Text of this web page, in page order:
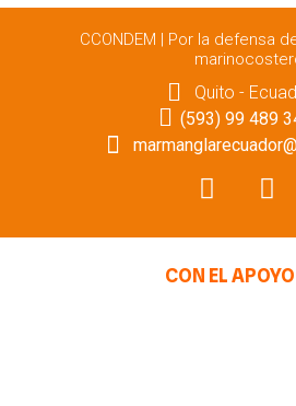
CCONDEM | Por la defensa
Quito -
(593) 99 489
CON EL